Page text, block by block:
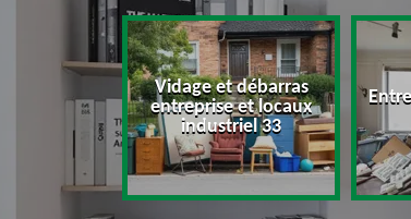
maison 33
Vidage et débarras
entreprise et locaux
industriel 33